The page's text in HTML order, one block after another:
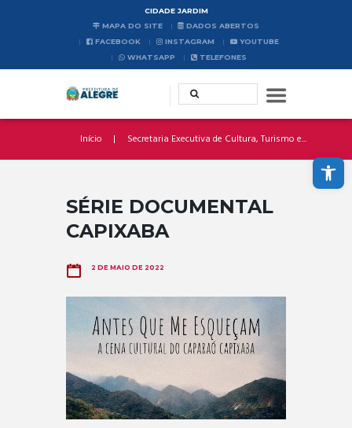
Abrir a barra de ferramentas
CIDADE JARDIM
MAPA DO SITE
DADOS ABERTOS
FACEBOOK
INSTAGRAM
YOUTUBE
WHATSAPP
TELEFONES
Início Secretaria Executiva de Cultura, Turismo e...
SÉRIE DOCUMENTAL
CAPIXABA
2 DE MAIO DE 2022